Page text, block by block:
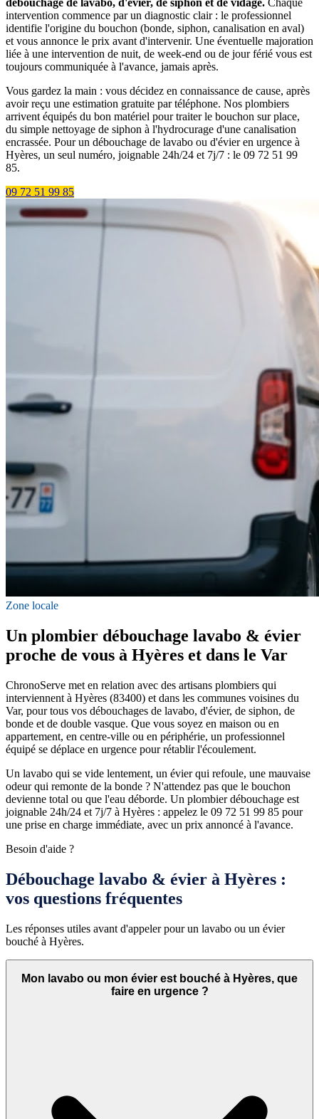
débouchage de lavabo, d'évier, de siphon et de vidage. Chaque
intervention commence par un diagnostic clair : le professionnel
identifie l'origine du bouchon (bonde, siphon, canalisation en aval)
et vous annonce le prix avant d'intervenir. Une éventuelle majoration
liée à une intervention de nuit, de week-end ou de jour férié vous est
toujours communiquée à l'avance, jamais après.
Vous gardez la main : vous décidez en connaissance de cause, après
avoir reçu une estimation gratuite par téléphone. Nos plombiers
arrivent équipés du bon matériel pour traiter le bouchon sur place,
du simple nettoyage de siphon à l'hydrocurage d'une canalisation
encrassée. Pour un débouchage de lavabo ou d'évier en urgence à
Hyères, un seul numéro, joignable 24h/24 et 7j/7 : le 09 72 51 99
85.
09 72 51 99 85
Zone locale
Un plombier débouchage lavabo & évier
proche de vous à Hyères et dans le Var
ChronoServe met en relation avec des artisans plombiers qui
interviennent à Hyères (83400) et dans les communes voisines du
Var, pour tous vos débouchages de lavabo, d'évier, de siphon, de
bonde et de double vasque. Que vous soyez en maison ou en
appartement, en centre-ville ou en périphérie, un professionnel
équipé se déplace en urgence pour rétablir l'écoulement.
Un lavabo qui se vide lentement, un évier qui refoule, une mauvaise
odeur qui remonte de la bonde ? N'attendez pas que le bouchon
devienne total ou que l'eau déborde. Un plombier débouchage est
joignable 24h/24 et 7j/7 à Hyères : appelez le 09 72 51 99 85 pour
une prise en charge immédiate, avec un prix annoncé à l'avance.
Besoin d'aide ?
Débouchage lavabo & évier à Hyères :
vos questions fréquentes
Les réponses utiles avant d'appeler pour un lavabo ou un évier
bouché à Hyères.
Mon lavabo ou mon évier est bouché à Hyères, que
faire en urgence ?